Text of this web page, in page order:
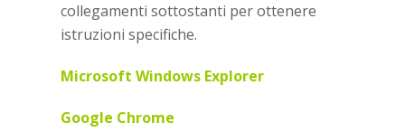
collegamenti sottostanti per ottenere
istruzioni specifiche.
Microsoft Windows Explorer
Google Chrome